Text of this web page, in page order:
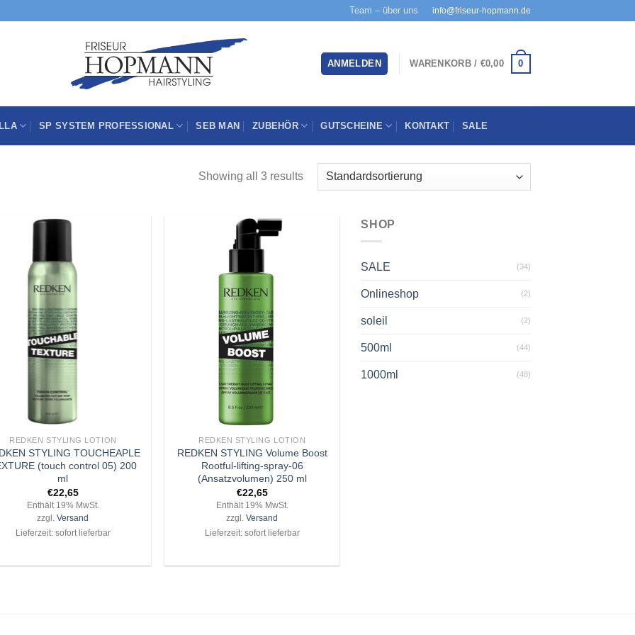
Team – über uns info@friseur-hopmann.de
ANMELDEN WARENKORB / €0,00 0
SP SYSTEM PROFESSIONAL SEB MAN ZUBEHÖR GUTSCHEINE KONTAKT SALE
Showing all 3 results
REDKEN STYLING LOTION
STYLING TOUCHEAPLE
(touch control 05) 200
ml
€22,65
Enthält 19% MwSt.
zzgl.Versand
Lieferzeit: sofort lieferbar
REDKEN STYLING LOTION
REDKEN STYLING Volume Boost
Rootful-lifting-spray-06
(Ansatzvolumen) 250 ml
€22,65
Enthält 19% MwSt.
zzgl.Versand
Lieferzeit: sofort lieferbar
SHOP
SALE (34)
Onlineshop (2)
soleil (2)
500ml (44)
1000ml (48)